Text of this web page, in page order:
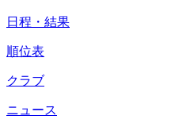
日程・結果
順位表
クラブ
ニュース